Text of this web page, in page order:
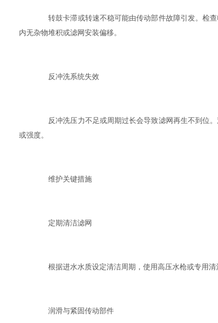
转鼓卡滞或转速不稳可能由传动部件故障引发。检查
内无杂物堆积或滤网安装偏移。
反冲洗系统失效
反冲洗压力不足或周期过长会导致滤网再生不到位。
或强度。
维护关键措施
定期清洁滤网
根据进水水质设定清洁周期，使用高压水枪或专用清
润滑与紧固传动部件